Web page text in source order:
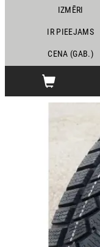
IZMĒRI
IR PIEEJAMS
CENA (GAB.)